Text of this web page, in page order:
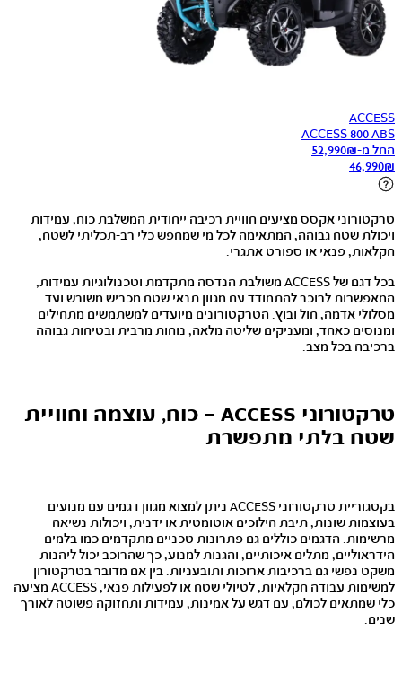
ACCESS
ACCESS 800 ABS
החל מ-
52,990₪
46,990₪
טרקטורוני אקסס מציעים חוויית רכיבה ייחודית המשלבת כוח, עמידות
ויכולת שטח גבוהה, המתאימה לכל מי שמחפש כלי רב-תכליתי לשטח,
חקלאות, פנאי או ספורט אתגרי.
בכל דגם של ACCESS משולבת הנדסה מתקדמת וטכנולוגיות עמידות,
המאפשרות לרוכב להתמודד עם מגוון תנאי שטח מכביש משובש ועד
מסלולי אדמה, חול ובוץ. הטרקטורונים מיועדים למשתמשים מתחילים
ומנוסים כאחד, ומעניקים שליטה מלאה, נוחות מרבית ובטיחות גבוהה
ברכיבה בכל מצב.
טרקטורוני ACCESS – כוח, עוצמה וחוויית
שטח בלתי מתפשרת
בקטגוריית טרקטורוני ACCESS ניתן למצוא מגוון דגמים עם מנועים
בעוצמות שונות, תיבת הילוכים אוטומטית או ידנית, ויכולות נשיאה
מרשימות. הדגמים כוללים גם פתרונות טכניים מתקדמים כמו בלמים
הידראוליים, מתלים איכותיים, והגנות למנוע, כך שהרוכב יכול ליהנות
משקט נפשי גם ברכיבות ארוכות ותובעניות. בין אם מדובר בטרקטורון
למשימות עבודה חקלאיות, לטיולי שטח או לפעילות פנאי, ACCESS מציעה
כלי שמתאים לכולם, עם דגש על אמינות, עמידות ותחזוקה פשוטה לאורך
שנים.